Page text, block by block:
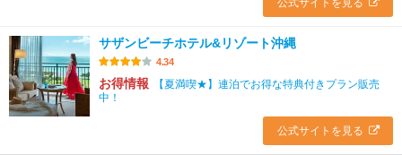
サザンビーチホテル&リゾート沖縄
4.34
お得情報
【夏満喫★】連泊でお得な特典付きプラン販売
中！
公式サイトを見る